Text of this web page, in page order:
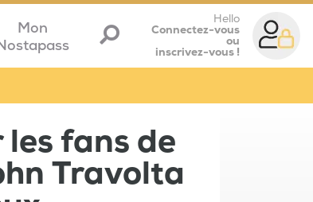
Mon
Hello
Connectez-vous
ou
inscrivez-vous !
fans de
Travolta